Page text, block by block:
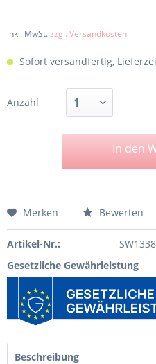
inkl. MwSt.zzgl. Versandkosten
Sofort versandfertig,
Anzahl
In den
Merken Bewerten
Artikel-Nr.:
Gesetzliche Gewährleistung
Beschreibung